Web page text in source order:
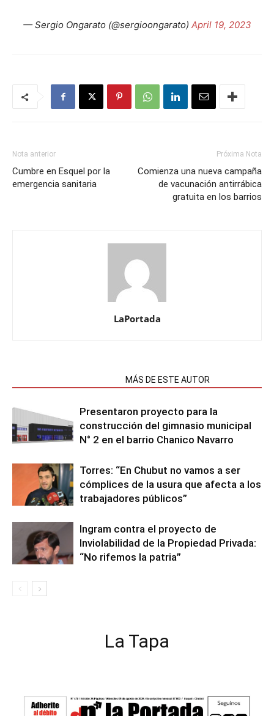
— Sergio Ongarato (@sergioongarato) April 19, 2023
Nota anterior
Cumbre en Esquel por la
emergencia sanitaria
Próxima Nota
Comienza una nueva campaña
de vacunación antirrábica
gratuita en los barrios
LaPortada
MÁS DE ESTE AUTOR
Presentaron proyecto para la
construcción del gimnasio municipal
N° 2 en el barrio Chanico Navarro
Torres: “En Chubut no vamos a ser
cómplices de la usura que afecta a los
trabajadores públicos”
Ingram contra el proyecto de
Inviolabilidad de la Propiedad Privada:
“No rifemos la patria”
La Tapa